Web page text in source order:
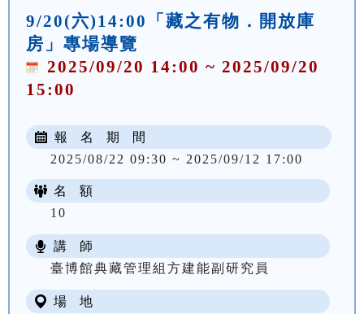
9/20(六)14:00「藏之有物．開放庫
房」專場導覽
2025/09/20 14:00 ~ 2025/09/20
15:00
報 名 期 間
2025/08/22 09:30 ~ 2025/09/12 17:00
名 額
10
講 師
臺博館典藏管理組方建能副研究員
場 地